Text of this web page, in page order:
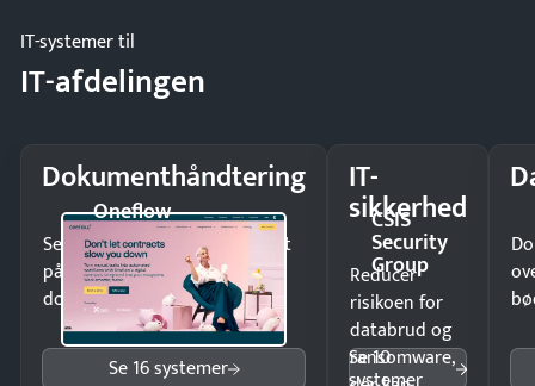
IT-systemer til
IT-afdelingen
Dokumenthåndtering
Oneflow
Send kontrakter til underskrift
på minutter og mist ingen
dokumenter.
Se 16 systemer
IT-
sikkerhed
CSIS
Security
Group
Reducer
risikoen for
databrud og
ransomware,
Se 10